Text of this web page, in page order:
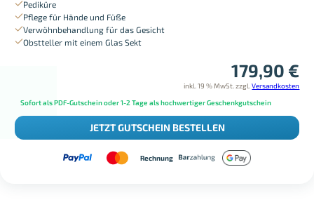
Pediküre
Pflege für Hände und Füße
Verwöhnbehandlung für das Gesicht
Obstteller mit einem Glas Sekt
179,90 €
inkl. 19 % MwSt. zzgl.Versandkosten
Sofort als PDF-Gutschein oder 1-2 Tage als hochwertiger Geschenkgutschein
JETZT GUTSCHEIN BESTELLEN
Rechnung